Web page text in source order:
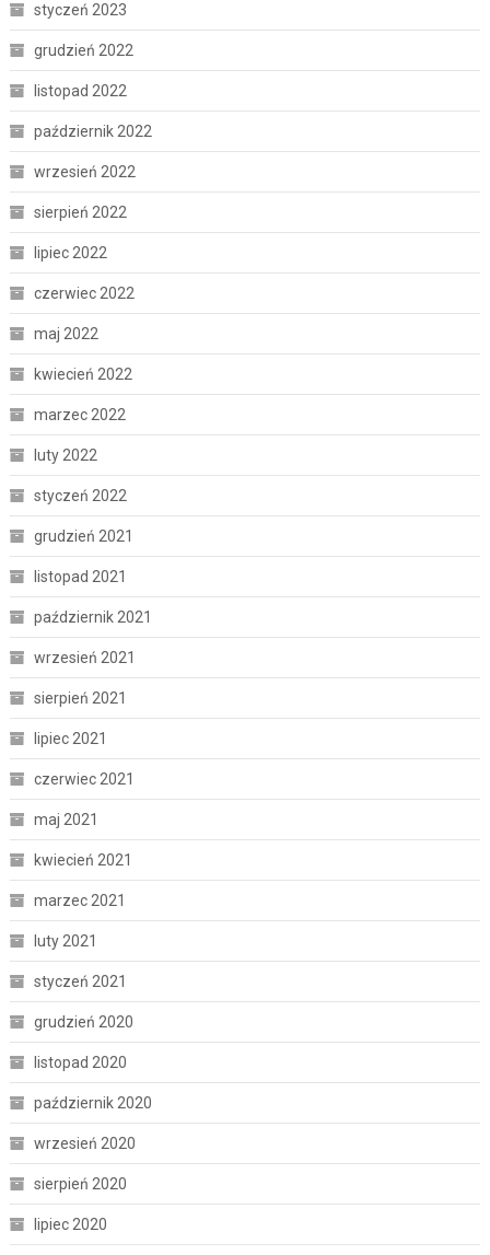
styczeń 2023
grudzień 2022
listopad 2022
październik 2022
wrzesień 2022
sierpień 2022
lipiec 2022
czerwiec 2022
maj 2022
kwiecień 2022
marzec 2022
luty 2022
styczeń 2022
grudzień 2021
listopad 2021
październik 2021
wrzesień 2021
sierpień 2021
lipiec 2021
czerwiec 2021
maj 2021
kwiecień 2021
marzec 2021
luty 2021
styczeń 2021
grudzień 2020
listopad 2020
październik 2020
wrzesień 2020
sierpień 2020
lipiec 2020